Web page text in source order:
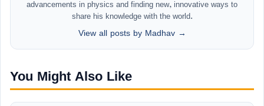
advancements in physics and finding new, innovative ways to
share his knowledge with the world.
View all posts by Madhav →
You Might Also Like